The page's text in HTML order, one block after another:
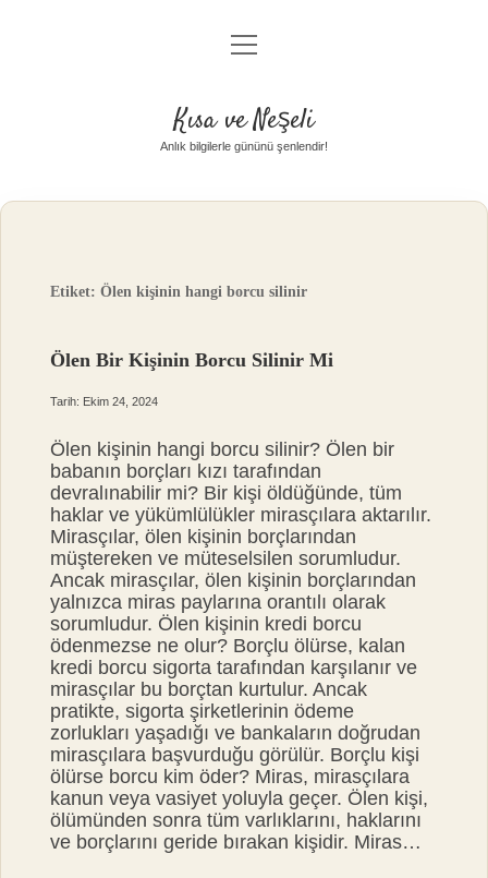
Anasayfa
Yasal Uyarı
menüyü
aç
Kısa ve Neşeli
Anlık bilgilerle gününü şenlendir!
Etiket:Ölen kişinin hangi borcu silinir
Ölen Bir Kişinin Borcu Silinir Mi
Tarih: Ekim 24, 2024
Ölen kişinin hangi borcu silinir? Ölen bir
babanın borçları kızı tarafından
devralınabilir mi? Bir kişi öldüğünde, tüm
haklar ve yükümlülükler mirasçılara aktarılır.
Mirasçılar, ölen kişinin borçlarından
müştereken ve müteselsilen sorumludur.
Ancak mirasçılar, ölen kişinin borçlarından
yalnızca miras paylarına orantılı olarak
sorumludur. Ölen kişinin kredi borcu
ödenmezse ne olur? Borçlu ölürse, kalan
kredi borcu sigorta tarafından karşılanır ve
mirasçılar bu borçtan kurtulur. Ancak
pratikte, sigorta şirketlerinin ödeme
zorlukları yaşadığı ve bankaların doğrudan
mirasçılara başvurduğu görülür. Borçlu kişi
ölürse borcu kim öder? Miras, mirasçılara
kanun veya vasiyet yoluyla geçer. Ölen kişi,
ölümünden sonra tüm varlıklarını, haklarını
ve borçlarını geride bırakan kişidir. Miras…